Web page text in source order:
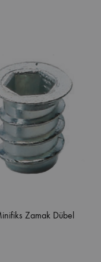
Zamak Dübel